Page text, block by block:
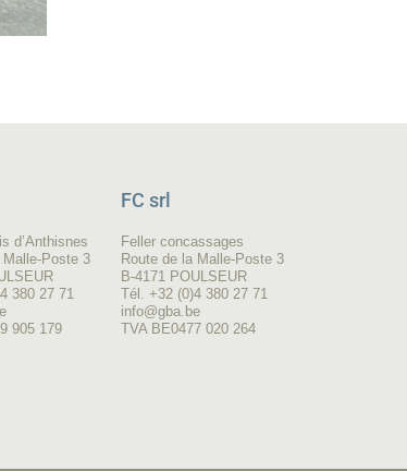
d’Anthisnes
Poste 3
380 27 71
905 179
FC srl
Feller concassages
Route de la Malle-Poste 3
B-4171 POULSEUR
Tél. +32 (0)4 380 27 71
info@gba.be
TVA BE0477 020 264